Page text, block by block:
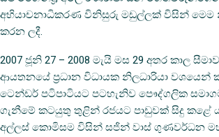
අභියාචනාධිකරණ විනිසුරු මඩුල්ලක් විසින්
කරන ලදී.
2007 ජූනි 27 – 2008 මැයි මස 29 අතර කාල
ආයතනයේ ප්‍රධාන විධායක නිලධාරියා
ටෙන්ඩර් පටිපාටියට පටහැනිව පෞද්ගලික
ගැනීමේ කටයුතු තුළින් රජයට පාඩුවක් සිදු කළේ
අල්ලස් කොමිසම විසින් සජින් වාස් ගුණවර්ධන